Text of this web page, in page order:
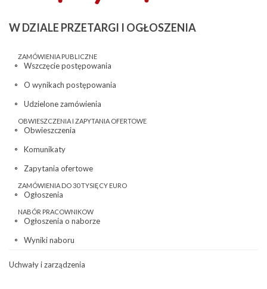
WDZIALE PRZETARGI I OGŁOSZENIA
ZAMÓWIENIA PUBLICZNE
Wszczęcie postępowania
O wynikach postępowania
Udzielone zamówienia
OBWIESZCZENIA I ZAPYTANIA OFERTOWE
Obwieszczenia
Komunikaty
Zapytania ofertowe
ZAMÓWIENIA DO 30 TYSIĘCY EURO
Ogłoszenia
NABÓR PRACOWNIKOW
Ogłoszenia o naborze
Wyniki naboru
Uchwały i zarządzenia